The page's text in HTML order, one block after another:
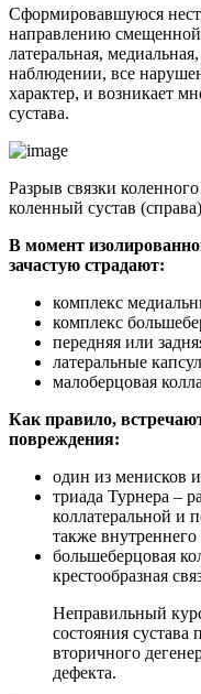
Сформировавшуюся
направлению смещенной
латеральная,
наблюдении, все
характер, и возникает
сустава.
Разрыв связки
коленный сустав (справа)
В момент
зачастую страдают:
комплекс
комплекс
передняя или
латеральные
малоберцовая
Как правило,
повреждения:
один из менисков и
триада Турнера –
коллатеральной и
также
большеберцовая
крестообразная
Неправильный
состояния сустава
вторичного
дефекта.